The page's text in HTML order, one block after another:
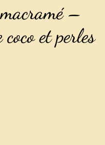
–
et perles